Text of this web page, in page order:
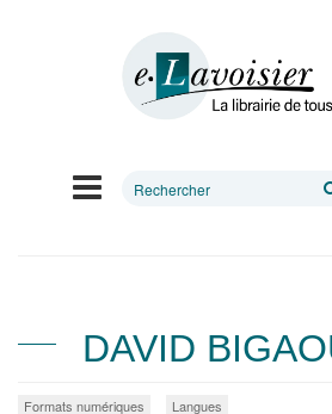
Rechercher
DAVID
Formats numériques Langues